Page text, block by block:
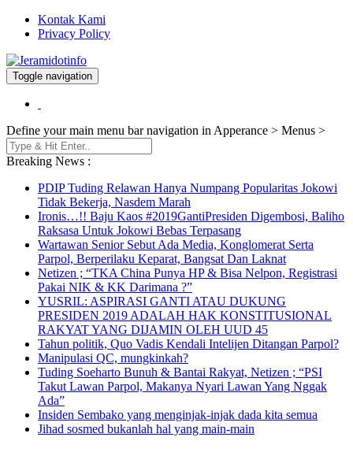
Kontak Kami
Privacy Policy
Jeramidotinfo
Berita dan Informasi Terkini
Toggle navigation
Define your main menu bar navigation in Apperance > Menus >
Breaking News :
PDIP Tuding Relawan Hanya Numpang Popularitas Jokowi
Tidak Bekerja, Nasdem Marah
Ironis…!! Baju Kaos #2019GantiPresiden Digembosi, Baliho
Raksasa Untuk Jokowi Bebas Terpasang
Wartawan Senior Sebut Ada Media, Konglomerat Serta
Parpol, Berperilaku Keparat, Bangsat Dan Laknat
Netizen ; “TKA China Punya HP & Bisa Nelpon, Registrasi
Pakai NIK & KK Darimana ?”
YUSRIL: ASPIRASI GANTI ATAU DUKUNG
PRESIDEN 2019 ADALAH HAK KONSTITUSIONAL
RAKYAT YANG DIJAMIN OLEH UUD 45
Tahun politik, Quo Vadis Kendali Intelijen Ditangan Parpol?
Manipulasi QC, mungkinkah?
Tuding Soeharto Bunuh & Bantai Rakyat, Netizen ; “PSI
Takut Lawan Parpol, Makanya Nyari Lawan Yang Nggak
Ada”
Insiden Sembako yang menginjak-injak dada kita semua
Jihad sosmed bukanlah hal yang main-main